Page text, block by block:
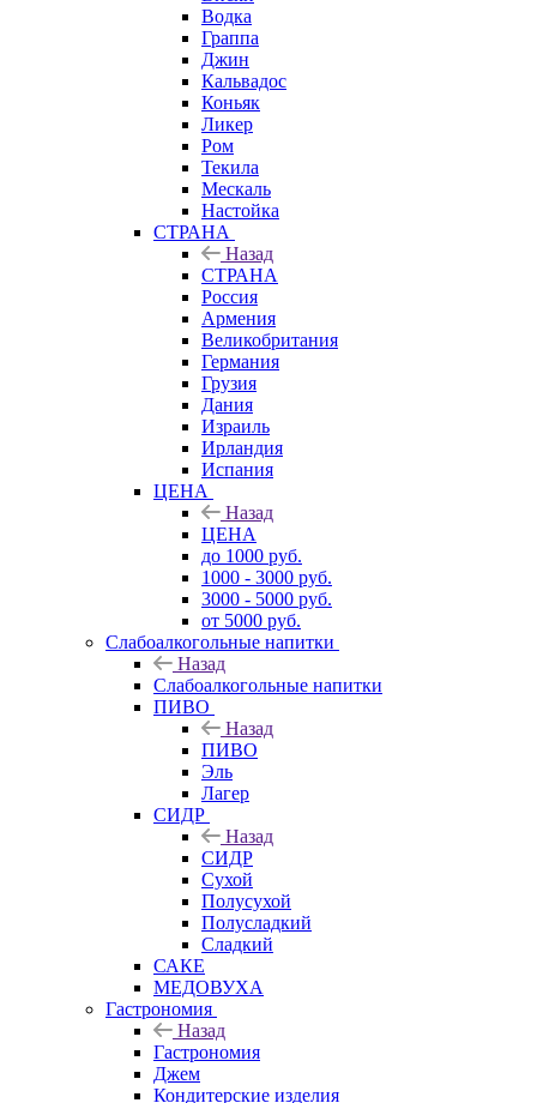
Водка
Граппа
Джин
Кальвадос
Коньяк
Ликер
Ром
Текила
Мескаль
Настойка
СТРАНА
Назад
СТРАНА
Россия
Армения
Великобритания
Германия
Грузия
Дания
Израиль
Ирландия
Испания
ЦЕНА
Назад
ЦЕНА
до 1000 руб.
1000 - 3000 руб.
3000 - 5000 руб.
от 5000 руб.
Слабоалкогольные напитки
Назад
Слабоалкогольные напитки
ПИВО
Назад
ПИВО
Эль
Лагер
СИДР
Назад
СИДР
Сухой
Полусухой
Полусладкий
Сладкий
САКЕ
МЕДОВУХА
Гастрономия
Назад
Гастрономия
Джем
Кондитерские изделия